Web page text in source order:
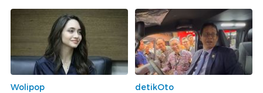
Wolipop
detikOto